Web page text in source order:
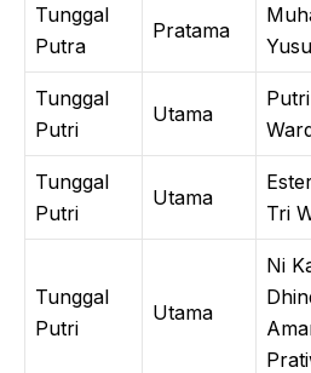
Tunggal
Putra
Pratama
Tunggal
Putri
Utama
Tunggal
Putri
Utama
Tri
Tunggal
Putri
Utama
Ni